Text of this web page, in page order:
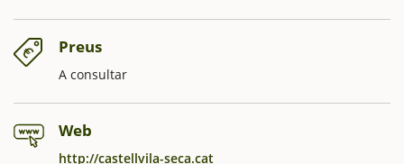
Preus
A consultar
Web
http://castellvila-seca.cat